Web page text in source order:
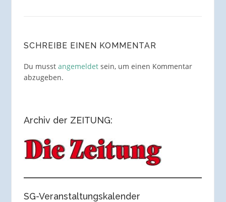
SCHREIBE EINEN KOMMENTAR
Du musst angemeldetsein, um einen Kommentar
abzugeben.
Archiv der ZEITUNG:
SG-Veranstaltungskalender